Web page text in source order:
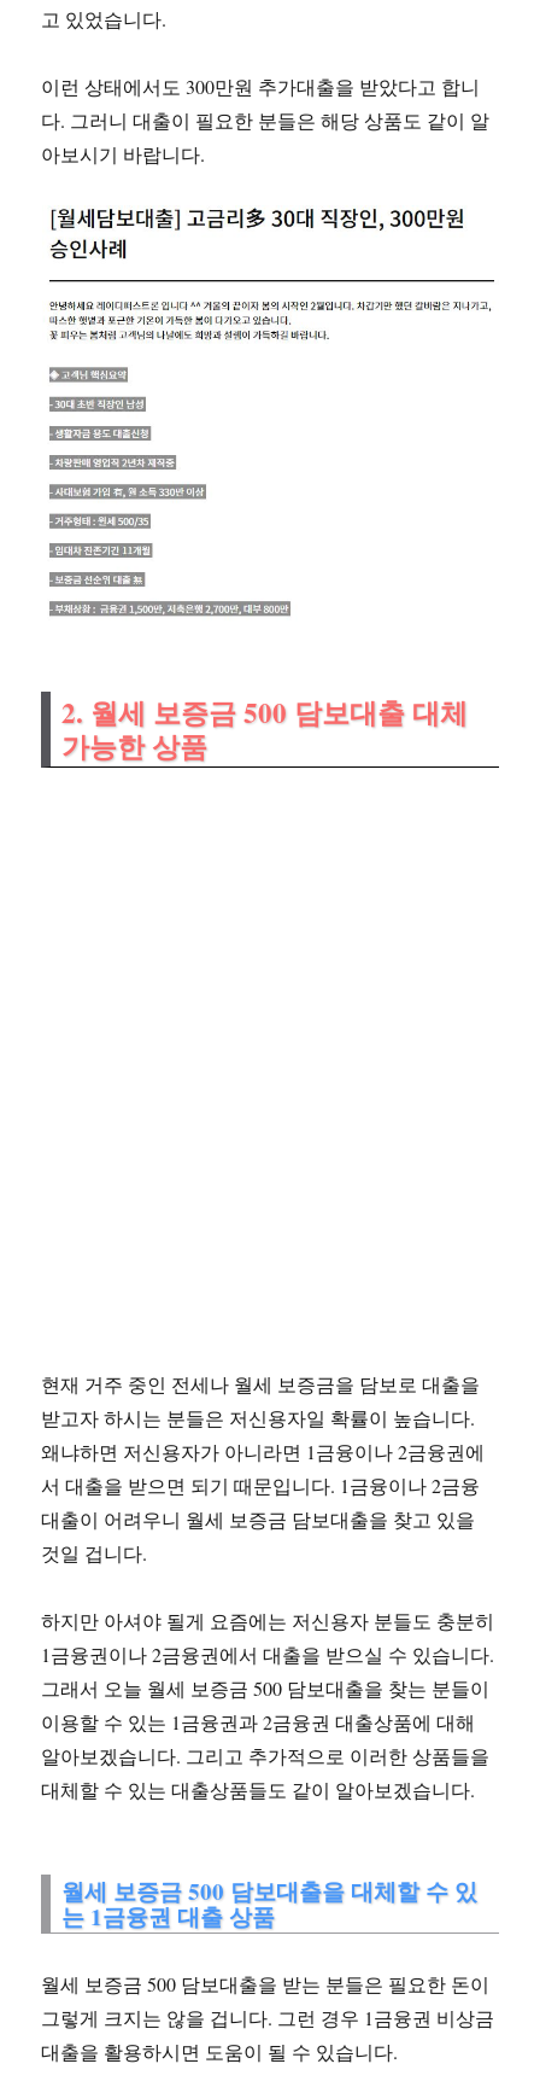
고 있었습니다.
이런 상태에서도 300만원 추가대출을 받았다고 합니
다. 그러니 대출이 필요한 분들은 해당 상품도 같이 알
아보시기 바랍니다.
2. 월세 보증금 500 담보대출 대체
가능한 상품
현재 거주 중인 전세나 월세 보증금을 담보로 대출을
받고자 하시는 분들은 저신용자일 확률이 높습니다.
왜냐하면 저신용자가 아니라면 1금융이나 2금융권에
서 대출을 받으면 되기 때문입니다. 1금융이나 2금융
대출이 어려우니 월세 보증금 담보대출을 찾고 있을
것일 겁니다.
하지만 아셔야 될게 요즘에는 저신용자 분들도 충분히
1금융권이나 2금융권에서 대출을 받으실 수 있습니다.
그래서 오늘 월세 보증금 500 담보대출을 찾는 분들이
이용할 수 있는 1금융권과 2금융권 대출상품에 대해
알아보겠습니다. 그리고 추가적으로 이러한 상품들을
대체할 수 있는 대출상품들도 같이 알아보겠습니다.
월세 보증금 500 담보대출을 대체할 수 있
는 1금융권 대출 상품
월세 보증금 500 담보대출을 받는 분들은 필요한 돈이
그렇게 크지는 않을 겁니다. 그런 경우 1금융권 비상금
대출을 활용하시면 도움이 될 수 있습니다.